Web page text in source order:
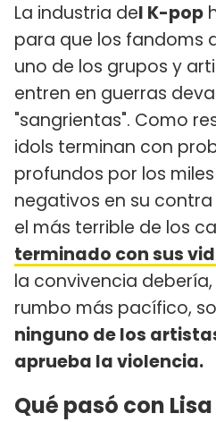
La industria del K-pop
para que los fandoms
uno de los grupos y
entren en guerras
"sangrientas". Como
idols terminan con
profundos por los
negativos en su contra
el más terrible de los
terminado con sus
la convivencia
rumbo más pacífico,
ninguno de los
aprueba la violencia.
Qué pasó con Lisa